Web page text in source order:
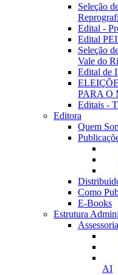
Seleção
Edital -
Edital
Seleção
Vale do
Edital de
PARA O
Editais -
Editora
Quem
Como
E-Books
Estrutura
AI